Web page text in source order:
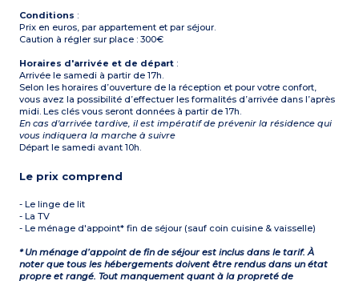
Conditions :
Prix en euros, par appartement et par séjour.
Caution à régler sur place : 300€
Horaires d'arrivée et de départ :
Arrivée le samedi à partir de 17h.
Selon les horaires d’ouverture de la réception et pour votre confort,
vous avez la possibilité d’effectuer les formalités d’arrivée dans l’après
midi. Les clés vous seront données à partir de 17h.
En cas d'arrivée tardive, il est impératif de prévenir la résidence qui
vous indiquera la marche à suivre
Départ le samedi avant 10h.
Le prix comprend
- Le linge de lit
- La TV
- Le ménage d'appoint* fin de séjour (sauf coin cuisine & vaisselle)
* Un ménage d’appoint de fin de séjour est inclus dans le tarif. À
noter que tous les hébergements doivent être rendus dans un état
propre et rangé. Tout manquement quant à la propreté de